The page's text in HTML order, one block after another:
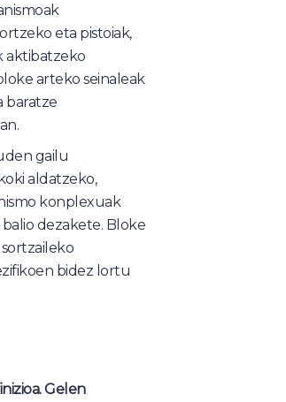
eta pistoiak,
aktibatzeko
arteko seinaleak
baratze
gailu
aldatzeko,
konplexuak
dezakete. Bloke
bidez lortu
Gelen